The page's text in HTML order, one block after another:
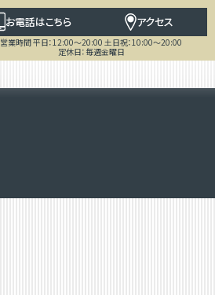
お電話はこちら アクセス
営業時間 平日：12:00～20:00 土日祝：10:00～20:00
定休日：毎週金曜日